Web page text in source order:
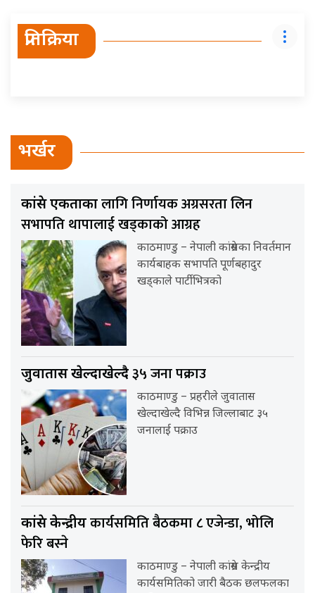
प्रतिक्रिया
भर्खर
कांग्रेस एकताकालागि निर्णायक अग्रसरता लिन
सभापति थापालाई खड्काको आग्रह
काठमाण्डु – नेपाली कांग्रेसका निवर्तमान
कार्यबाहक सभापति पूर्णबहादुर
खड्काले पार्टीभित्रको
जुवातास खेल्दाखेल्दै३५ जना पक्राउ
काठमाण्डु – प्रहरीले जुवातास
खेल्दाखेल्दै विभिन्न जिल्लाबाट ३५
जनालाई पक्राउ
कांग्रेस केन्द्रीयकार्यसमिति बैठकमा ८ एजेन्डा, भोलि
फेरि बस्ने
काठमाण्डु – नेपाली कांग्रेस केन्द्रीय
कार्यसमितिको जारी बैठक छलफलका